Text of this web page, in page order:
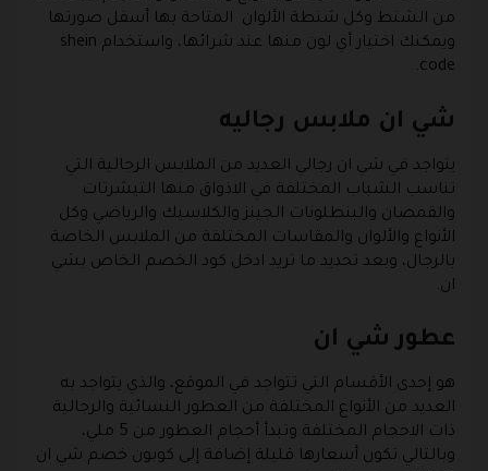
من الشنط وكل شنطة الألوان المتاحة بها أسفل صورتها
ويمكنك اختيار أي لون منها عند شرائها، واستخدام shein
code.
شي ان ملابس رجاليه
يتواجد في شي ان رجالي العديد من الملابس الرجالية التي
تناسب الشباب المختلفة في الاذواق منها التيشرتات
والقمصان والبنطلونات الجينز والكلاسيك والرياضي وكل
الأنواع والألوان والمقاسات المختلفة من الملابس الخاصة
بالرجال، وبعد تحديد ما تريد ادخل كود الخصم الخاص بشي
ان.
عطور شي ان
هو إحدى الأقسام التي تتواجد في الموقع، والذي يتواجد به
العديد من الأنواع المختلفة من العطور النسائية والرجالية
ذات الاحجام المختلفة وتبدأ أحجام العطور من 5 ملي،
وبالتالي تكون أسعارها قليلة إضافة إلى كوبون خصم شي ان